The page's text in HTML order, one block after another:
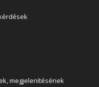
megjelenítésének